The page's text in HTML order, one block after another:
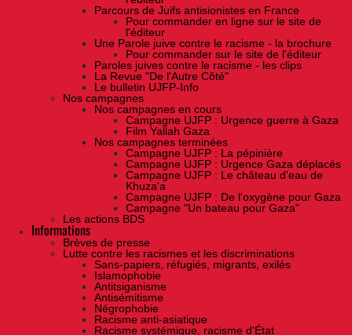
Parcours de Juifs antisionistes en France
Pour commander en ligne sur le site de
l'éditeur
Une Parole juive contre le racisme - la brochure
Pour commander sur le site de l'éditeur
Paroles juives contre le racisme - les clips
La Revue "De l'Autre Côté"
Le bulletin UJFP-Info
Nos campagnes
Nos campagnes en cours
Campagne UJFP : Urgence guerre à Gaza
Film Yallah Gaza
Nos campagnes terminées
Campagne UJFP : La pépinière
Campagne UJFP : Urgence Gaza déplacés
Campagne UJFP : Le château d'eau de
Khuza'a
Campagne UJFP : De l'oxygène pour Gaza
Campagne "Un bateau pour Gaza"
Les actions BDS
Informations
Brèves de presse
Lutte contre les racismes et les discriminations
Sans-papiers, réfugiés, migrants, exilés
Islamophobie
Antitsiganisme
Antisémitisme
Négrophobie
Racisme anti-asiatique
Racisme systémique, racisme d'État